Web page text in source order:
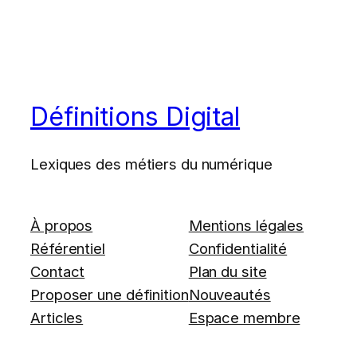
Définitions Digital
Lexiques des métiers du numérique
À propos
Référentiel
Contact
Proposer une définition
Articles
Mentions légales
Confidentialité
Plan du site
Nouveautés
Espace membre